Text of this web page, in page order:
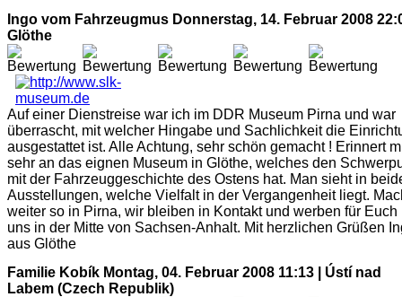
Ingo vom Fahrzeugmus Donnerstag, 14. Februar 2008
Glöthe
Auf einer Dienstreise war ich im DDR Museum Pirna und war
überrascht, mit welcher Hingabe und Sachlichkeit die
ausgestattet ist. Alle Achtung, sehr schön gemacht ! Erinnert
sehr an das eignen Museum in Glöthe, welches den
mit der Fahrzeuggeschichte des Ostens hat. Man sieht in
Ausstellungen, welche Vielfalt in der Vergangenheit liegt.
weiter so in Pirna, wir bleiben in Kontakt und werben für Euch
uns in der Mitte von Sachsen-Anhalt. Mit herzlichen Grüßen
aus Glöthe
Familie Kobík Montag, 04. Februar 2008 11:13 | Ústí nad
Labem (Czech Republik)